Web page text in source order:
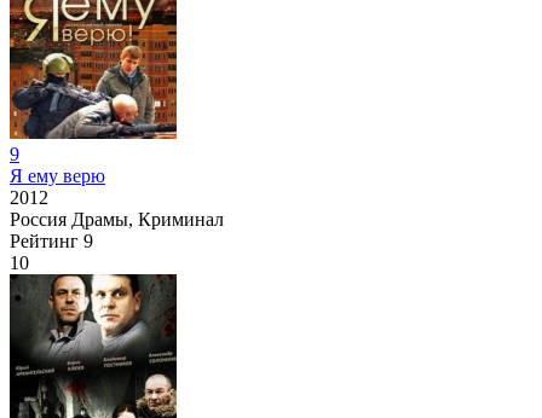
9
Я ему верю
2012
Россия Драмы, Криминал
Рейтинг 9
10